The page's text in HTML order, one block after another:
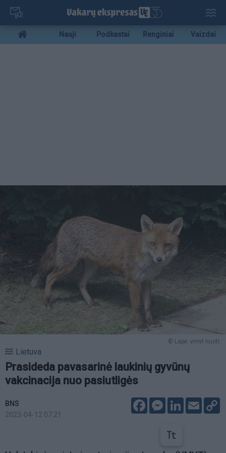
Pereiti
pagrindinį
turinį
Mobile
menu
Nauji Podkastai Renginiai Vaizdai
© Lapė. vmvt nuotr.
Lietuva
Prasideda pavasarinė laukinių gyvūnų
vakcinacija nuo pasiutligės
BNS
2023-04-12 07:21
FacebookMessenger
LinkedIn
Email